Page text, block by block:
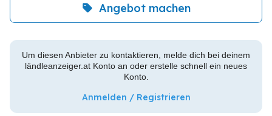
Angebot machen
Um diesen Anbieter zu kontaktieren, melde dich bei deinem
ländleanzeiger.at Konto an oder erstelle schnell ein neues
Konto.
Anmelden / Registrieren